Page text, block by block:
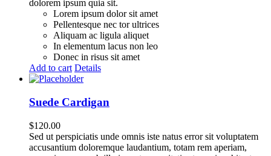
dolorem ipsum quia sit.
Lorem ipsum dolor sit amet
Pellentesque nec tor ultrices
Aliquam ac ligula aliquet
In elementum lacus non leo
Donec in risus sit amet
Add to cart Details
Suede Cardigan
$120.00
Sed ut perspiciatis unde omnis iste natus error sit voluptatem
accusantium doloremque laudantium, totam rem aperiam,